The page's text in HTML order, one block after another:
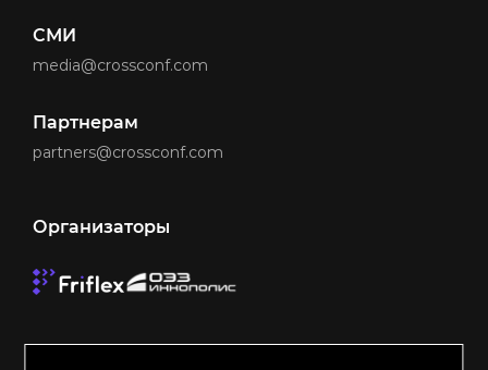
СМИ
media@crossconf.com
Партнерам
partners@crossconf.com
Организаторы